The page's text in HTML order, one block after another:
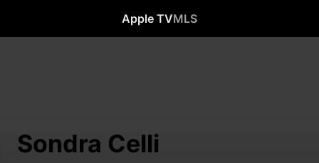
Apple TVMLS
Sondra Celli